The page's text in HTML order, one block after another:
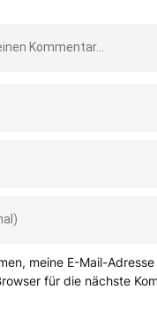
meine E-Mail-
für die nächste